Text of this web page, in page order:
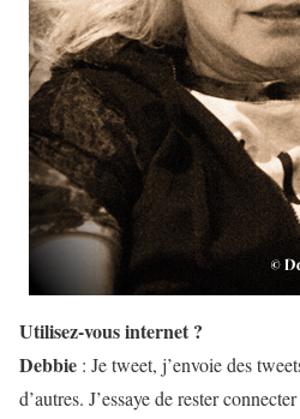
Utilisez-vous internet ?
Debbie : Je tweet, j’envoie des
d’autres. J’essaye de rester